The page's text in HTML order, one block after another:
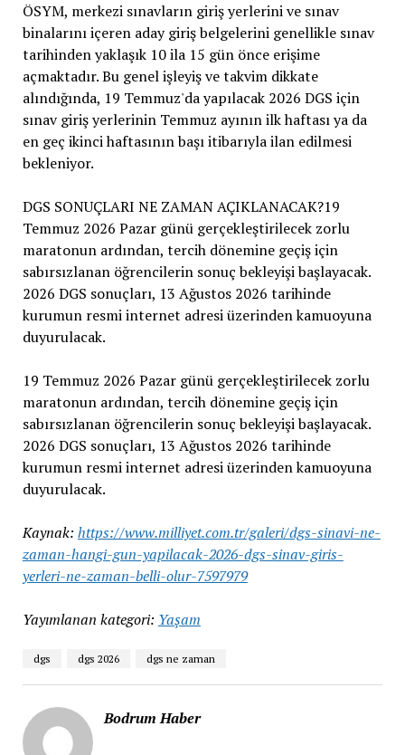
ÖSYM, merkezi sınavların giriş yerlerini ve sınav
binalarını içeren aday giriş belgelerini genellikle sınav
tarihinden yaklaşık 10 ila 15 gün önce erişime
açmaktadır. Bu genel işleyiş ve takvim dikkate
alındığında, 19 Temmuz'da yapılacak 2026 DGS için
sınav giriş yerlerinin Temmuz ayının ilk haftası ya da
en geç ikinci haftasının başı itibarıyla ilan edilmesi
bekleniyor.
DGS SONUÇLARI NE ZAMAN AÇIKLANACAK?19
Temmuz 2026 Pazar günü gerçekleştirilecek zorlu
maratonun ardından, tercih dönemine geçiş için
sabırsızlanan öğrencilerin sonuç bekleyişi başlayacak.
2026 DGS sonuçları, 13 Ağustos 2026 tarihinde
kurumun resmi internet adresi üzerinden kamuoyuna
duyurulacak.
19 Temmuz 2026 Pazar günü gerçekleştirilecek zorlu
maratonun ardından, tercih dönemine geçiş için
sabırsızlanan öğrencilerin sonuç bekleyişi başlayacak.
2026 DGS sonuçları, 13 Ağustos 2026 tarihinde
kurumun resmi internet adresi üzerinden kamuoyuna
duyurulacak.
Kaynak: https://www.milliyet.com.tr/galeri/dgs-sinavi-ne-
zaman-hangi-gun-yapilacak-2026-dgs-sinav-giris-
yerleri-ne-zaman-belli-olur-7597979
Yayımlanan kategori: Yaşam
dgs dgs 2026 dgs ne zaman
Bodrum Haber